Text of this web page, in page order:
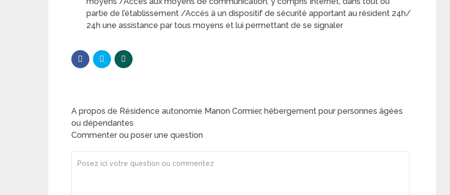
partie de l’établissement /Accès à un dispositif de sécurité apportant au résident 24h/
24h une assistance par tous moyens et lui permettant de se signaler
A propos de Résidence autonomie Manon Cormier, hébergement pour personnes âgées
ou dépendantes
Commenter ou poser une question